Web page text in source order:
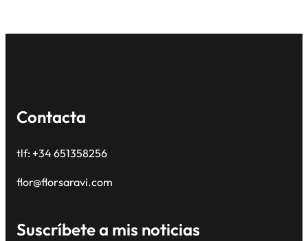
Contacta
tlf: +34 651358256
flor@florsaravi.com
Suscríbete a mis noticias